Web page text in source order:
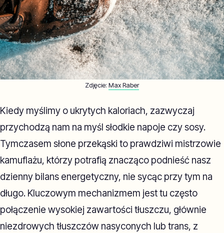
Zdjęcie: Max Raber
Kiedy myślimy o ukrytych kaloriach, zazwyczaj
przychodzą nam na myśl słodkie napoje czy sosy.
Tymczasem słone przekąski to prawdziwi mistrzowie
kamuflażu, którzy potrafią znacząco podnieść nasz
dzienny bilans energetyczny, nie sycąc przy tym na
długo. Kluczowym mechanizmem jest tu często
połączenie wysokiej zawartości tłuszczu, głównie
niezdrowych tłuszczów nasyconych lub trans, z